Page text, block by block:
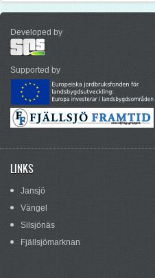
Developed by
Supported by
LINKS
Jansjö
Vängel
Silsjönäs
Fjällsjömarknan